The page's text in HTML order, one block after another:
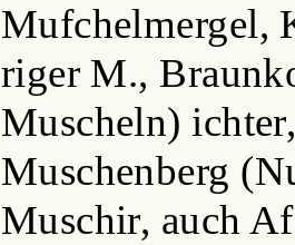
Mufchelmergel,
riger M.,
Muscheln)
Muschenberg
Muschir, auch